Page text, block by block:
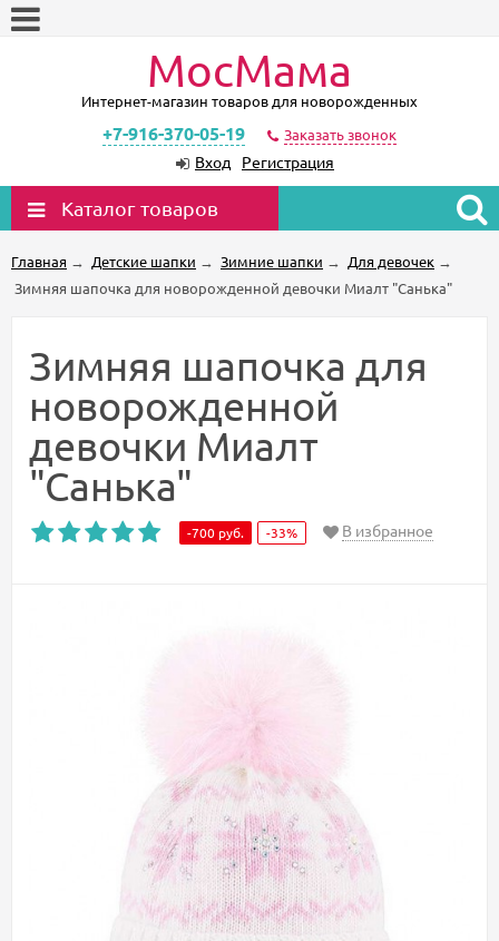
МосМама
Интернет-магазин товаров для новорожденных
+7-916-370-05-19 Заказать звонок
Вход Регистрация
Каталог товаров
Главная → Детские шапки → Зимние шапки → Для девочек →
Зимняя шапочка для новорожденной девочки Миалт "Санька"
Зимняя шапочка для
новорожденной
девочки Миалт
"Санька"
-700 руб. -33% В избранное